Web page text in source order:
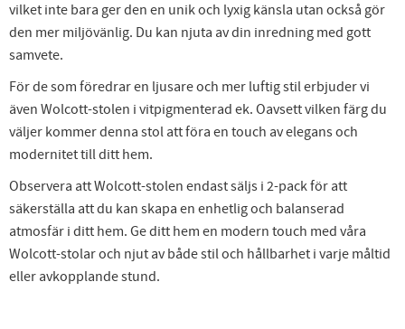
vilket inte bara ger den en unik och lyxig känsla utan också gör
den mer miljövänlig. Du kan njuta av din inredning med gott
samvete.
För de som föredrar en ljusare och mer luftig stil erbjuder vi
även Wolcott-stolen i vitpigmenterad ek. Oavsett vilken färg du
väljer kommer denna stol att föra en touch av elegans och
modernitet till ditt hem.
Observera att Wolcott-stolen endast säljs i 2-pack för att
säkerställa att du kan skapa en enhetlig och balanserad
atmosfär i ditt hem. Ge ditt hem en modern touch med våra
Wolcott-stolar och njut av både stil och hållbarhet i varje måltid
eller avkopplande stund.